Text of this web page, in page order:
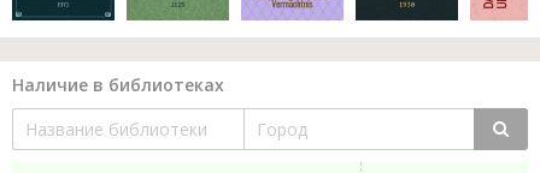
Наличие в библиотеках